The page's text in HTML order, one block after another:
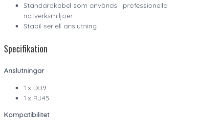
Standardkabel som används i professionella
nätverksmiljöer
Stabil seriell anslutning
Specifikation
Anslutningar
1 x DB9
1 x RJ45
Kompatibilitet